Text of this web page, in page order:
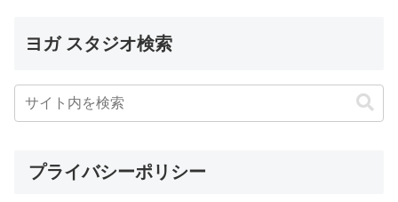
ヨガ スタジオ検索
プライバシーポリシー